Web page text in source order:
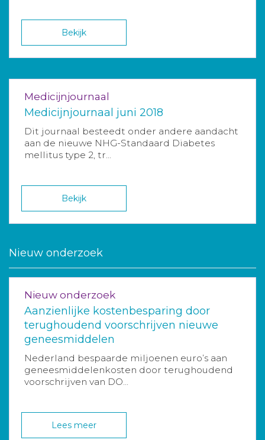
Bekijk
Medicijnjournaal
Medicijnjournaal juni 2018
Dit journaal besteedt onder andere aandacht
aan de nieuwe NHG-Standaard Diabetes
mellitus type 2, tr...
Bekijk
Nieuw onderzoek
Nieuw onderzoek
Aanzienlijke kostenbesparing door
terughoudend voorschrijven nieuwe
geneesmiddelen
Nederland bespaarde miljoenen euro’s aan
geneesmiddelenkosten door terughoudend
voorschrijven van DO...
Lees meer